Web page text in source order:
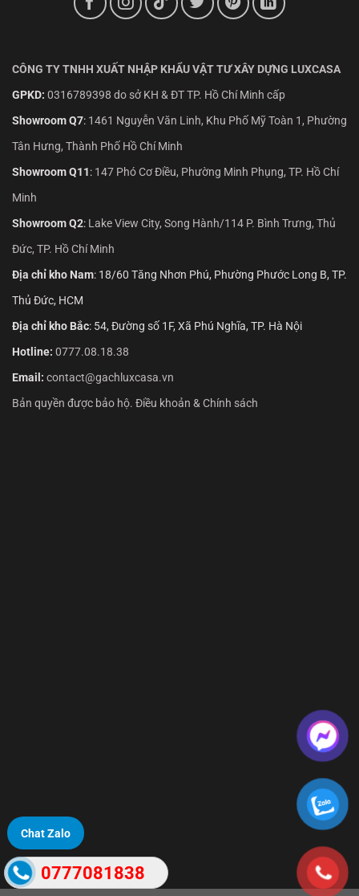
CÔNG TY TNHH XUẤT NHẬP KHẨU VẬT TƯ XÂY DỰNG LUXCASA
GPKD: 0316789398 do sở KH & ĐT TP. Hồ Chí Minh cấp
Showroom Q7: 1461 Nguyễn Văn Linh, Khu Phố Mỹ Toàn 1, Phường
Tân Hưng, Thành Phố Hồ Chí Minh
Showroom Q11: 147 Phó Cơ Điều, Phường Minh Phụng, TP. Hồ Chí
Minh
Showroom Q2: Lake View City, Song Hành/114 P. Bình Trưng, Thủ
Đức, TP. Hồ Chí Minh
Địa chỉ kho Nam: 18/60 Tăng Nhơn Phú, Phường Phước Long B, TP.
Thủ Đức, HCM
Địa chỉ kho Bắc: 54, Đường số 1F, Xã Phú Nghĩa, TP. Hà Nội
Hotline: 0777.08.18.38
Email: contact@gachluxcasa.vn
Bản quyền được bảo hộ. Điều khoản & Chính sách
Chat Zalo
0777081838